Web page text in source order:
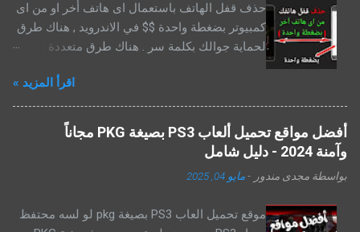
إسلامي، مسيحي
حذف قفل الهاتف باستعمال اى هاتف أخر او من اى
كمبيوتر بضغطة واحدة $$ في الاندرويد , هناك طرق
لحماية جوالك بكلمة سر . هناك طرق متعددة
لطريقة قفل شاشة الجوال على نظام الاندرويد .
نجد عدة طرق مثل السحب او الانزلاق على الشاشة
. القفل عن طريق رسالة صوتية ,القفل بواسطة
تصويرك . او كلمة سر مكونة من حروف وارقام ,
كلمة سر من 4 ارقام . حساس البصمة , النمط
واخرها حساس العين والكثير . اقرأ ايضا : افضل
المواقع المعروفة لتحميل فلاشات الهواتف لجميع
جوالك . قد تؤدي بك يوما الى مشكل بسبب نسيانك
اقرأ المزيد »
أفضل مواقع تحميل ألعاب PS3 بصيغة PKG مجاناً
وآمنة 2024 - دليل شامل
بواسطةمجدى مندور - مايو 04, 2025
موقع تحميل العاب PS3 بصيغة pkg لو لسه محتفظ